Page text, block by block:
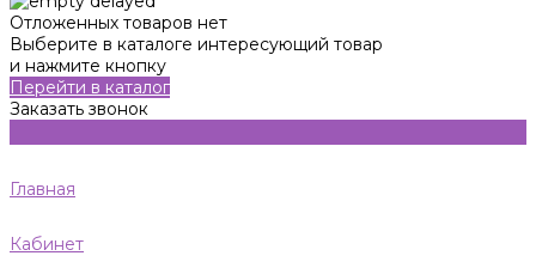
Отложенных товаров нет
Выберите в каталоге интересующий товар
и нажмите кнопку
Перейти в каталог
Заказать звонок
Главная
Кабинет